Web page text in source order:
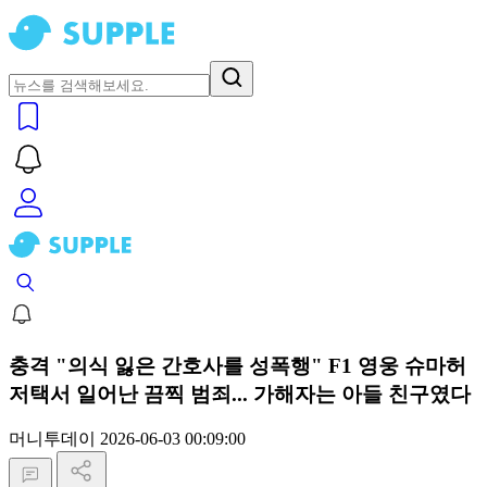
충격 "의식 잃은 간호사를 성폭행" F1 영웅 슈마허
저택서 일어난 끔찍 범죄... 가해자는 아들 친구였다
머니투데이 2026-06-03 00:09:00